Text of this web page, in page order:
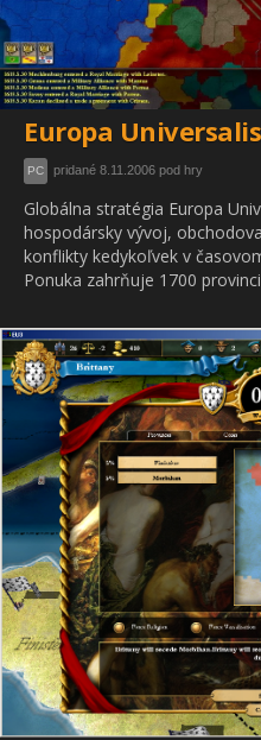
Europa
PC pridané 8.11.2006 pod hry
Globálna stratégia Europa
hospodársky vývoj,
konflikty kedykoľvek v
Ponuka zahrňuje 1700